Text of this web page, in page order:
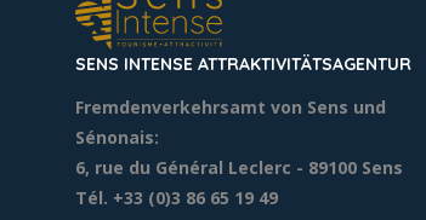
SENS INTENSE ATTRAKTIVITÄTSAGENTUR
Fremdenverkehrsamt von Sens und
Sénonais:
6, rue du Général Leclerc - 89100 Sens
Tél. +33 (0)3 86 65 19 49